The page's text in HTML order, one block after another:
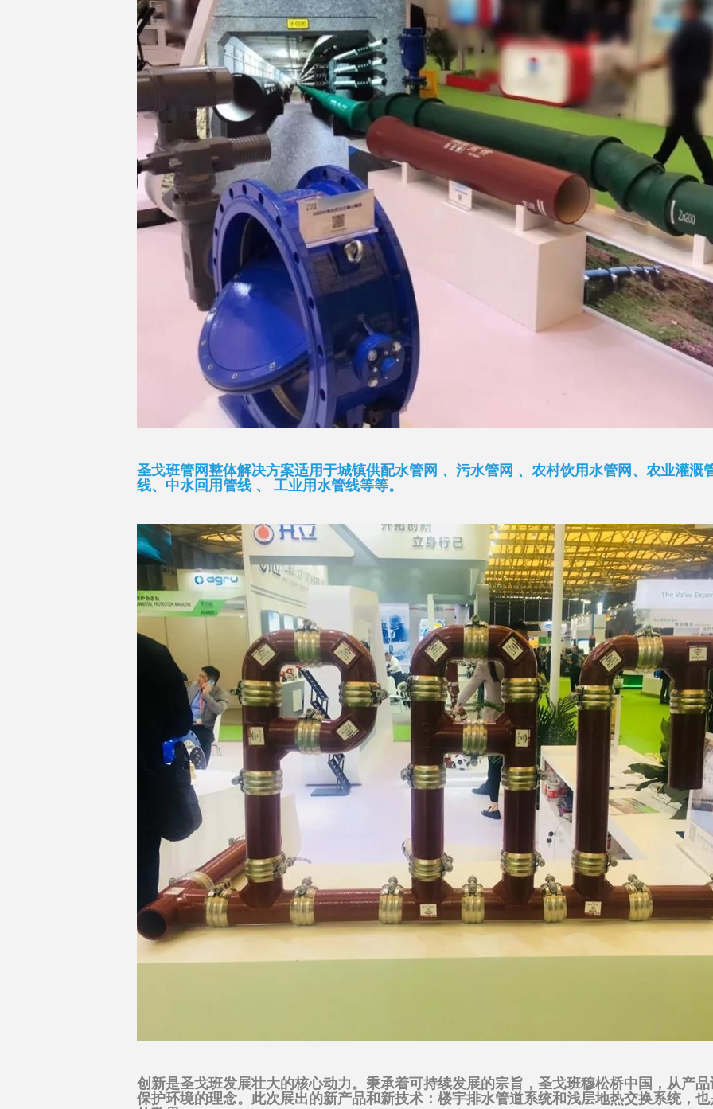
圣戈班管网整体解决方案适用于城镇供配水管网 、污水管网 、农村饮用水管网、农业灌溉
线、中水回用管线 、 工业用水管线等等。
创新是圣戈班发展壮大的核心动力。秉承着可持续发展的宗旨，圣戈班穆松桥中国，从产
保护环境的理念。此次展出的新产品和新技术：楼宇排水管道系统和浅层地热交换系统，